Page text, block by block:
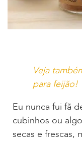
Veja
para feijão!
Eu nunca fui fã
cubinhos ou
secas e frescas,